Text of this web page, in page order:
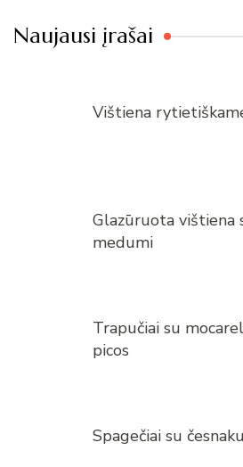
Naujausi įrašai
Vištiena
Glazūruota vištiena
medumi
Trapučiai su
picos
Spagečiai su